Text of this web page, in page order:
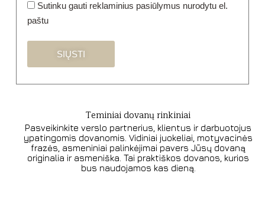
Sutinku gauti reklaminius pasiūlymus nurodytu el.
paštu
Teminiai dovanų rinkiniai​
Pasveikinkite verslo partnerius, klientus ir darbuotojus
ypatingomis dovanomis. Vidiniai juokeliai, motyvacinės
frazės, asmeniniai palinkėjimai pavers Jūsų dovaną
originalia ir asmeniška. Tai praktiškos dovanos, kurios
bus naudojamos kas dieną.